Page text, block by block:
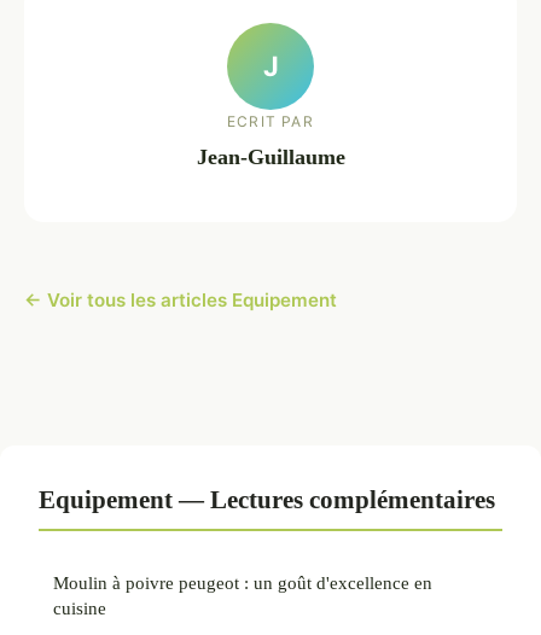
J
ECRIT PAR
Jean-Guillaume
← Voir tous les articles Equipement
Equipement — Lectures complémentaires
Moulin à poivre peugeot : un goût d'excellence en
cuisine